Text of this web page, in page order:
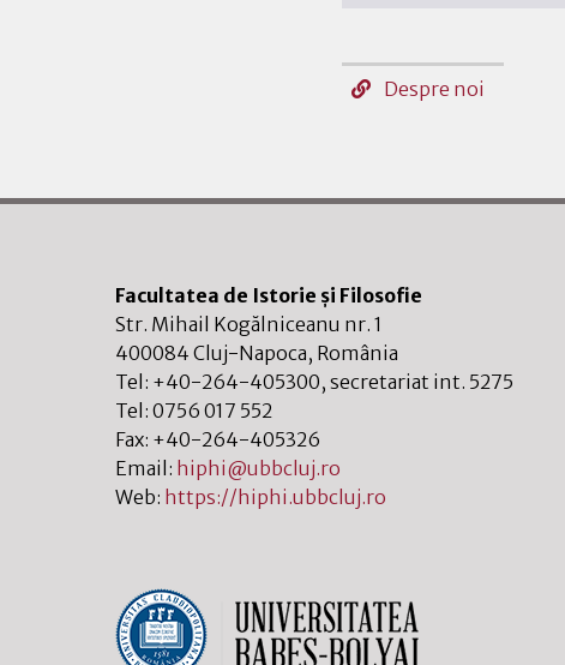
Despre noi
Facultatea de Istorie și Filosofie
Str. Mihail Kogălniceanu nr. 1
400084 Cluj-Napoca, România
Tel: +40-264-405300, secretariat int. 5275
Tel: 0756 017 552
Fax: +40-264-405326
Email: hiphi@ubbcluj.ro
Web: https://hiphi.ubbcluj.ro